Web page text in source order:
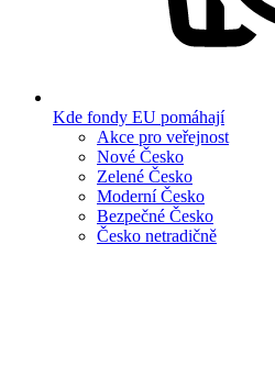
Kde fondy EU pomáhají
Akce pro veřejnost
Nové Česko
Zelené Česko
Moderní Česko
Bezpečné Česko
Česko netradičně